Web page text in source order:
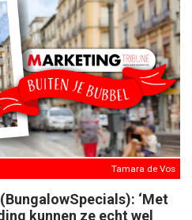
Tamara de Vos
‘Met
kunnen ze echt wel